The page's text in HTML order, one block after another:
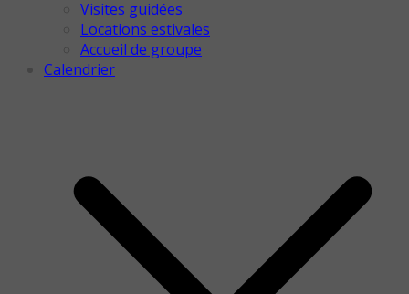
Visites guidées
Locations estivales
Accueil de groupe
Calendrier